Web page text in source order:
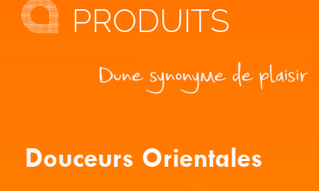
PRODUITS
Dune synonyme de plaisir
Douceurs Orientales